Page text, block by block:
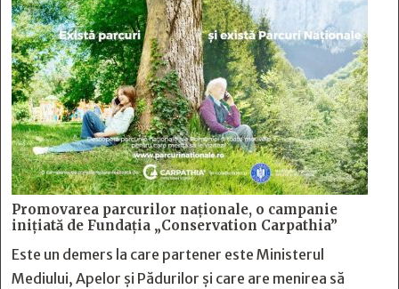
Promovarea parcurilor naționale, o campanie
inițiată de Fundația „Conservation Carpathia”
Este un demers la care partener este Ministerul
Mediului, Apelor și Pădurilor și care are menirea să